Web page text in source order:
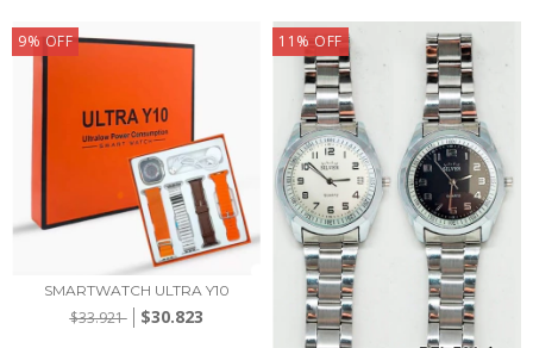
9%OFF
SMARTWATCH ULTRA Y10
$33.921 $30.823
11 % OFF